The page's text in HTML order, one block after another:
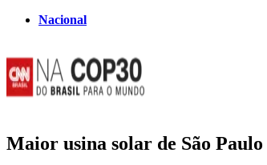
Nacional
Maior usina solar de São